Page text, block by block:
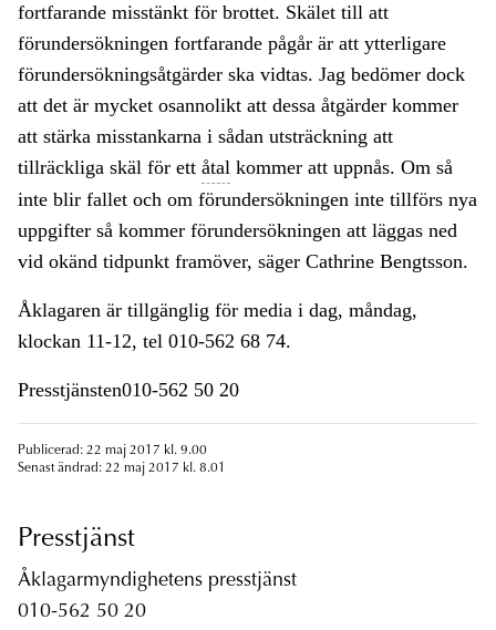
fortfarande misstänkt för brottet. Skälet till att
förundersökningen fortfarande pågår är att ytterligare
förundersökningsåtgärder ska vidtas. Jag bedömer dock
att det är mycket osannolikt att dessa åtgärder kommer
att stärka misstankarna i sådan utsträckning att
tillräckliga skäl för ett åtal kommer att uppnås. Om så
inte blir fallet och om förundersökningen inte tillförs nya
uppgifter så kommer förundersökningen att läggas ned
vid okänd tidpunkt framöver, säger Cathrine Bengtsson.
Åklagaren är tillgänglig för media i dag, måndag,
klockan 11-12, tel 010-562 68 74.
Presstjänsten010-562 50 20
Publicerad: 22 maj 2017 kl. 9.00
Senast ändrad: 22 maj 2017 kl. 8.01
Presstjänst
Åklagarmyndighetens presstjänst
010-562 50 20